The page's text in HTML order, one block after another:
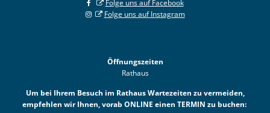
Folge uns auf Facebook
Folge uns auf Instagram
Öffnungszeiten
Rathaus
Um bei Ihrem Besuch im Rathaus Wartezeiten zu vermeiden,
empfehlen wir Ihnen, vorab ONLINE einen TERMIN zu buchen: